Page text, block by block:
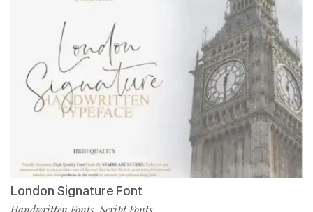
London Signature Font
Handwritten Fonts Script Fonts